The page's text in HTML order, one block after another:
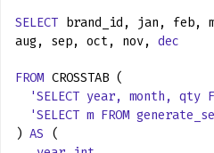
SELECT brand_id, jan, feb,
aug, sep, oct, nov, dec
FROM CROSSTAB (
'SELECT year, month, qty
'SELECT m FROM
) AS (